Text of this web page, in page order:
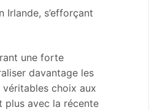
Irlande, s’efforçant
une forte
davantage les
véritables choix aux
plus avec la récente